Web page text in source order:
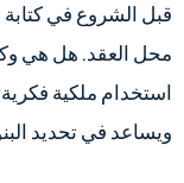
قبل الشروع في كتابة
محل العقد. هل هي
استخدام ملكية
ويساعد في تحديد